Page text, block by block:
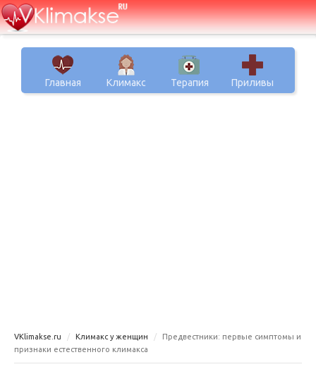
Главная Климакс Терапия Приливы
VKlimakse.ru Климакс у женщин
Предвестники: первые симптомы и
признаки естественного климакса